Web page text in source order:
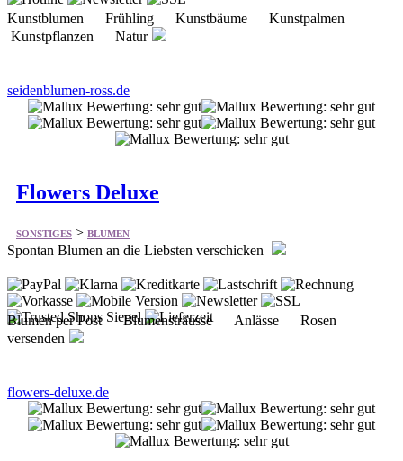
Kunstblumen Frühling Kunstbäume Kunstpalmen
Kunstpflanzen Natur
seidenblumen-ross.de
Flowers Deluxe
SONSTIGES > BLUMEN
Spontan Blumen an die Liebsten verschicken
Blumen per Post Blumensträusse Anlässe Rosen
versenden
flowers-deluxe.de